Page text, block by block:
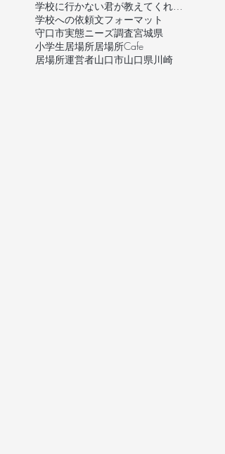
学校への依頼文フォーマット
守口市実態ニーズ調査宮城県
小学生居場所居場所Cafe
居場所運営者山口市山口県 川崎